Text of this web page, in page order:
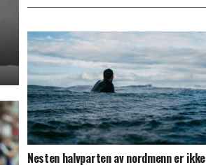
Nesten halvparten av nordmenn er ikke